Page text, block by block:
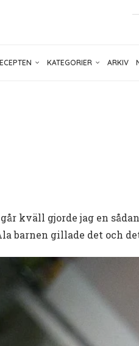
KATEGORIER ARKIV
kväll gjorde jag en
barnen gillade det och